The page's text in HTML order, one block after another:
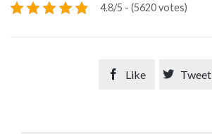
4.8/5 - (5620 votes)
 Like  Tweet